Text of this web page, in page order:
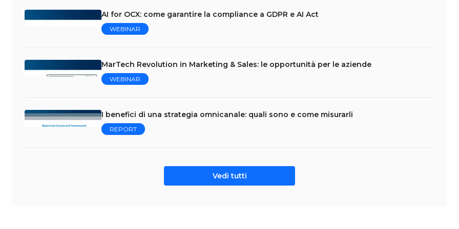
AI for OCX: come garantire la compliance a GDPR e AI Act
WEBINAR
MarTech Revolution in Marketing & Sales: le opportunità per le aziende
WEBINAR
I benefici di una strategia omnicanale: quali sono e come misurarli
REPORT
Vedi tutti